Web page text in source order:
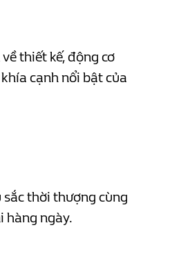
thiết kế, động cơ
cạnh nổi bật của
thời thượng cùng
hàng ngày.